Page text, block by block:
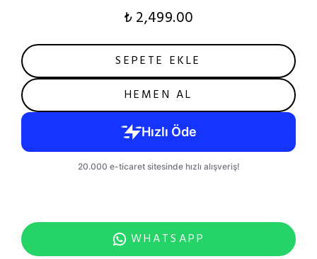
₺ 2,499.00
SEPETE EKLE
HEMEN AL
WHATSAPP